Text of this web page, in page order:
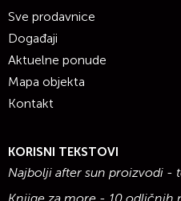
Sve prodavnice
Događaji
Aktuelne ponude
Mapa objekta
Kontakt
KORISNI TEKSTOVI
Najbolji after sun proizvodi -